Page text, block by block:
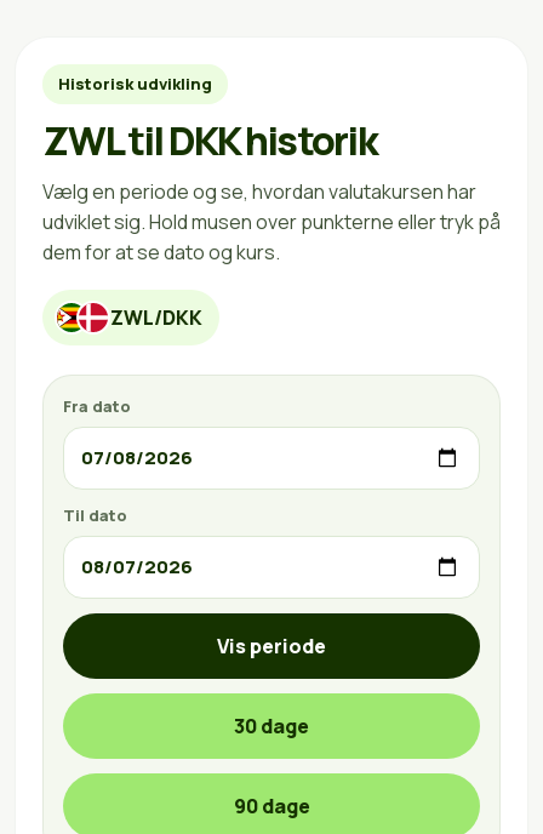
Historisk udvikling
ZWL til DKK historik
Vælg en periode og se, hvordan valutakursen har
udviklet sig. Hold musen over punkterne eller tryk på
dem for at se dato og kurs.
ZWL/DKK
Fra dato
Til dato
Vis periode
30 dage
90 dage